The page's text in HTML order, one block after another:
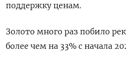
поддержку ценам.
Золото много раз побило
более чем на 33% с начала